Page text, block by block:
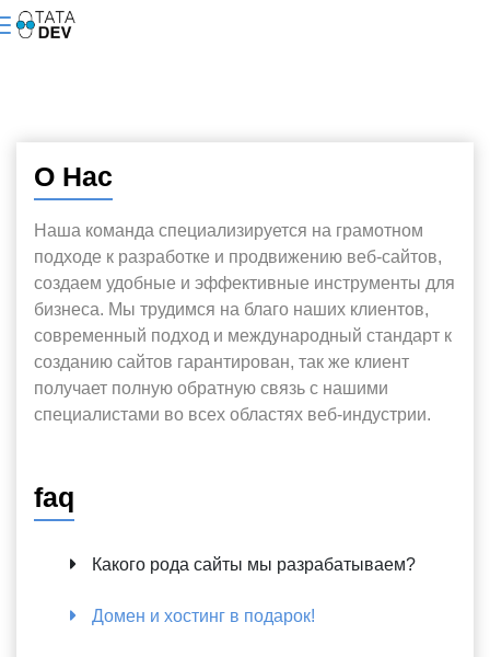
О Нас
Наша команда специализируется на грамотном
подходе к разработке и продвижению веб-сайтов,
создаем удобные и эффективные инструменты для
бизнеса. Мы трудимся на благо наших клиентов,
современный подход и международный стандарт к
созданию сайтов гарантирован, так же клиент
получает полную обратную связь с нашими
специалистами во всех областях веб-индустрии.
faq
Какого рода сайты мы разрабатываем?
Домен и хостинг в подарок!